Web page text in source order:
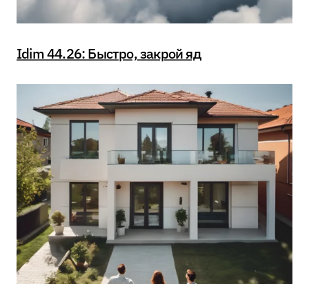
Idim 44.26: Быстро, закрой яд